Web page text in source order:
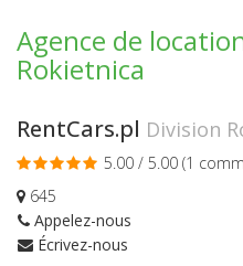
Agence de
Rokietnica
RentCars.pl Division
5.00 / 5.00 (1
645
Appelez-nous
Écrivez-nous